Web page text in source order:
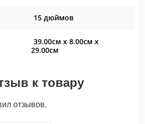
15 дюймов
39.00см x 8.00см x
29.00см
к товару
отзывов.